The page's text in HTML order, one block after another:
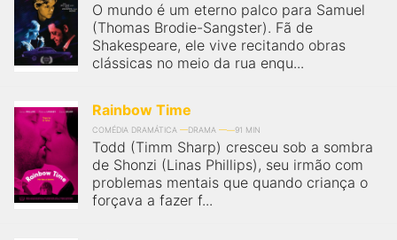
O mundo é um eterno palco para Samuel
(Thomas Brodie-Sangster). Fã de
Shakespeare, ele vive recitando obras
clássicas no meio da rua enqu...
Rainbow Time
COMÉDIA DRAMÁTICA DRAMA 91 MIN
Todd (Timm Sharp) cresceu sob a sombra
de Shonzi (Linas Phillips), seu irmão com
problemas mentais que quando criança o
forçava a fazer f...